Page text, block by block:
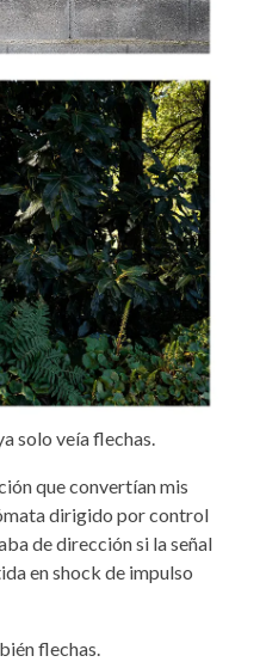
solo veía flechas.
que convertían mis
dirigido por control
de dirección si la señal
en shock de impulso
flechas.